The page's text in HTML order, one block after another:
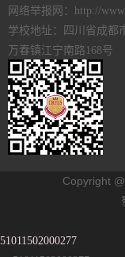
网络举报网：http://
学校地址：四川省成都
万春镇江宁南路168号
Copyright
51011502000277